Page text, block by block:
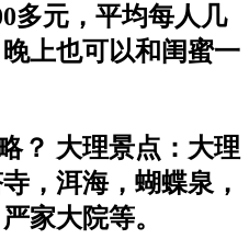
多元，平均每人几
上也可以和闺蜜一
？ 大理景点：大理
，洱海，蝴蝶泉，
家大院等。